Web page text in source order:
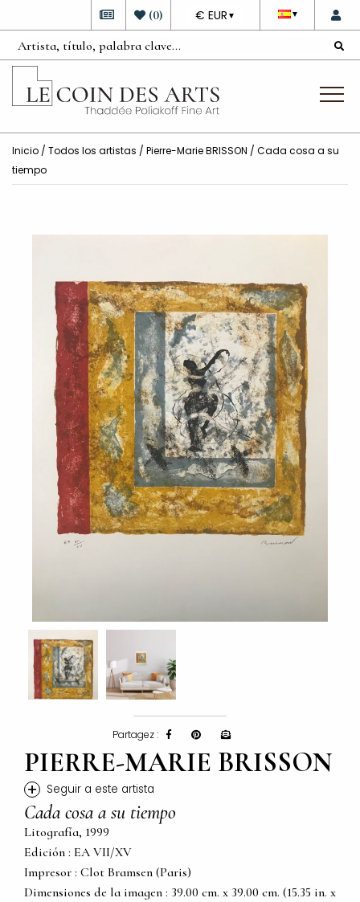
▼
DEVISE
€ EUR ▼
(0)
Inicio / Todos los artistas / Pierre-Marie BRISSON / Cada cosa a su
tiempo
Partagez :
PIERRE-MARIE BRISSON
+ Seguir a este artista
Cada cosa a su tiempo
Litografía, 1999
Edición : EA VII/XV
Impresor : Clot Bramsen (Paris)
Dimensiones de la imagen : 39.00 cm. x 39.00 cm. (15.35 in. x